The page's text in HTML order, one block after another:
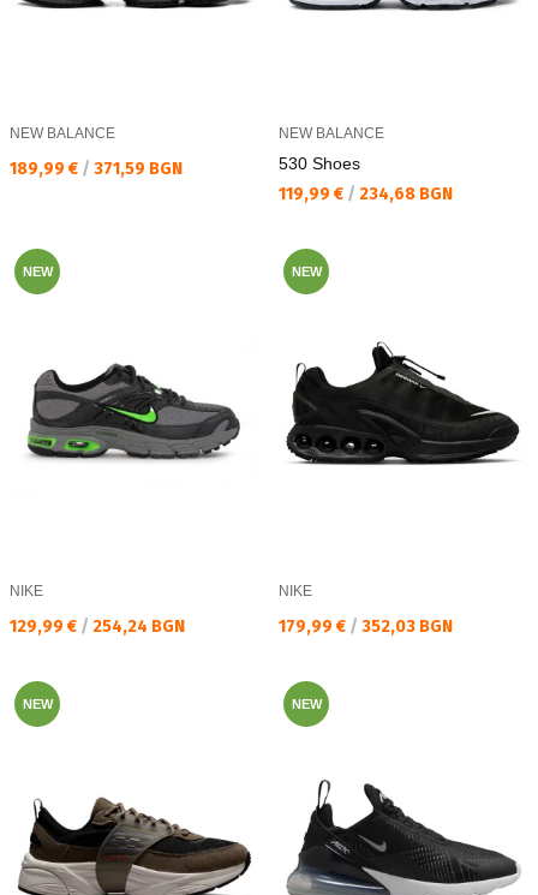
NEW BALANCE
Текуща цена:
189,99 € / 371,59 BGN
NEW BALANCE
530 Shoes
Текуща цена:
119,99 € / 234,68 BGN
NEW
NIKE
Текуща цена:
129,99 € / 254,24 BGN
NEW
NIKE
Текуща цена:
179,99 € / 352,03 BGN
NEW NEW